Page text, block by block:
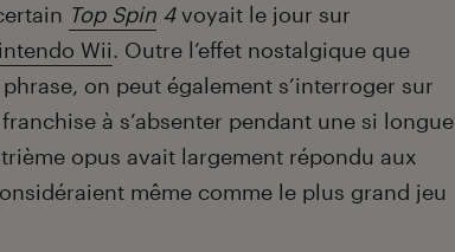
Top Spin 4voyait le jour sur
Wii. Outre l’effet nostalgique que
on peut également s’interroger sur
à s’absenter pendant une si longue
opus avait largement répondu aux
même comme le plus grand jeu